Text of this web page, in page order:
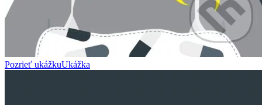
Pozrieť ukážkuUkážka